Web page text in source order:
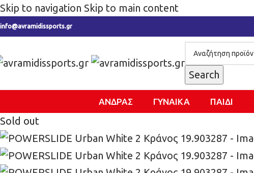
Skip to navigation Skip to main content
info@avramidissports.gr
Search
ΑΝΔΡΑΣ ΓΥΝΑΙΚΑ ΠΑΙΔΙ
Sold out